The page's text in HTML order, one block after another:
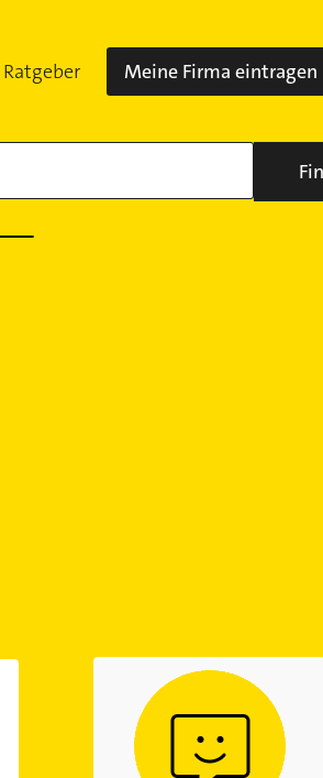
Ratgeber Meine Firma eintragen